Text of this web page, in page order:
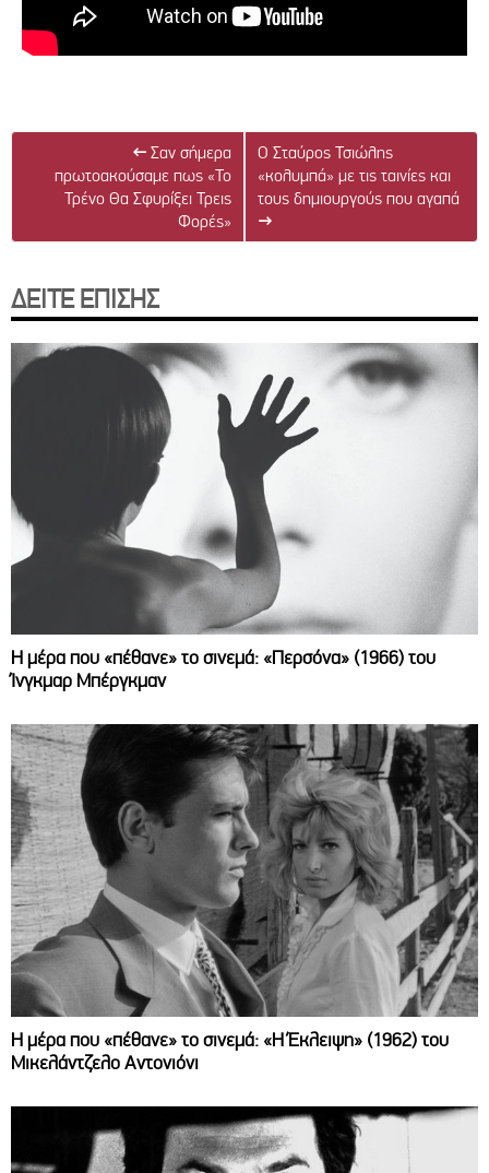
← Σαν σήμερα
πρωτοακούσαμε πως «Το
Τρένο Θα Σφυρίξει Τρεις
Φορές»
Ο Σταύρος Τσιώλης
«κολυμπά» με τις ταινίες και
τους δημιουργούς που αγαπά
→
ΔΕΙΤΕ ΕΠΙΣΗΣ
Η μέρα που «πέθανε» το σινεμά: «Περσόνα» (1966) του
Ίνγκμαρ Μπέργκμαν
Η μέρα που «πέθανε» το σινεμά: «Η Έκλειψη» (1962) του
Μικελάντζελο Αντονιόνι